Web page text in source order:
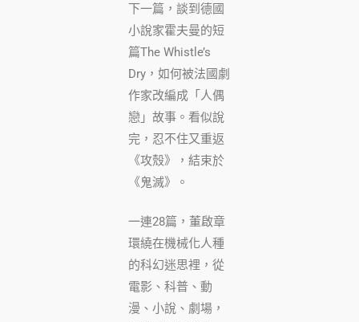
下一篇，談到德國
小說家霍夫曼的短
篇The Whistle’s
Dry，如何被法國劇
作家改編成「人偶
戀」故事。看似說
完，忍不住又重返
《攻殼》，結束於
《鬼滅》。
一連28篇，董啟章
環繞在機械化人種
的科幻迷思裡，從
電影、科普、動
漫、小說、劇場，